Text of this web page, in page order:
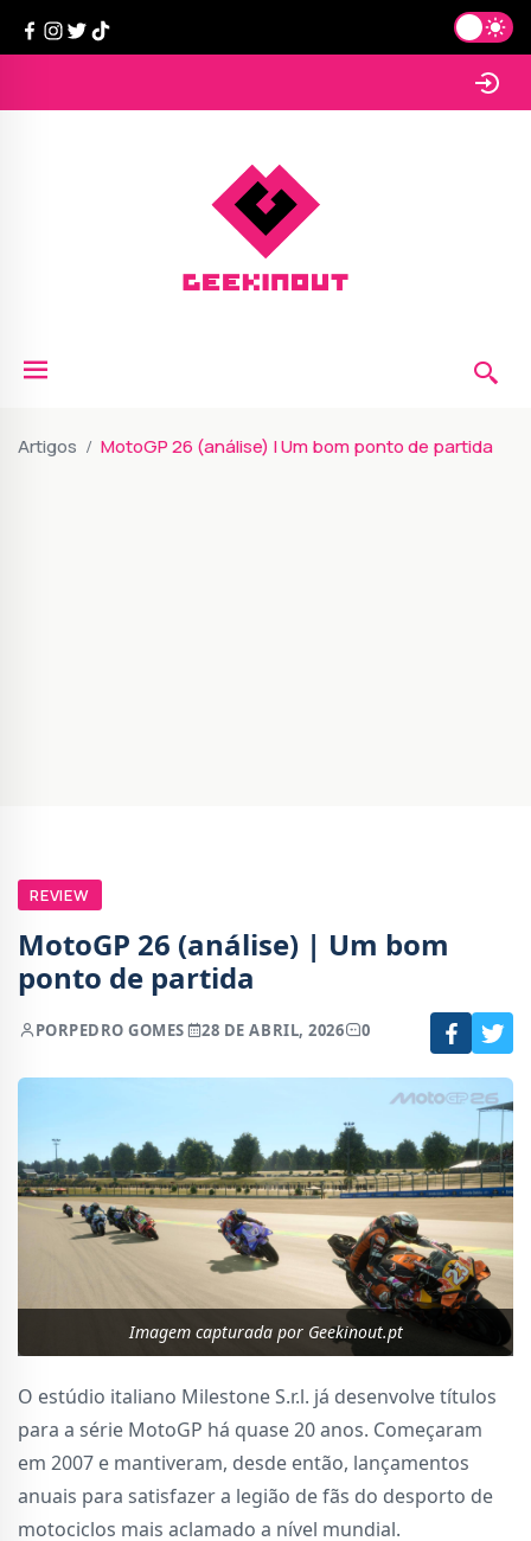
Artigos MotoGP 26 (análise) | Um bom ponto de partida
REVIEW
MotoGP 26 (análise) | Um bom
ponto de partida
PORPEDRO GOMES 28 DE ABRIL, 2026 0
Imagem capturada por Geekinout.pt
O estúdio italiano Milestone S.r.l. já desenvolve títulos
para a série MotoGP há quase 20 anos. Começaram
em 2007 e mantiveram, desde então, lançamentos
anuais para satisfazer a legião de fãs do desporto de
motociclos mais aclamado a nível mundial.